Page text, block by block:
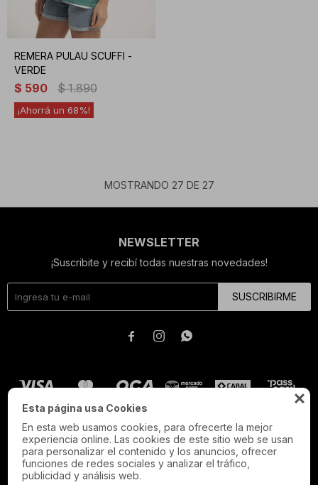

Esta página usa Cookies
En esta web usamos cookies, para ofrecerte la mejor
experiencia online. Las cookies de este sitio web se usan
para personalizar el contenido y los anuncios, ofrecer
funciones de redes sociales y analizar el tráfico,
publicidad y análisis web.
REMERA PULAU SCUFFI -
VERDE
$ 590 $ 1.890
68
MOSTRANDO 27 DE 27
NEWSLETTER
¡Suscribite y recibí todas nuestras novedades!
SUSCRIBIRME
  